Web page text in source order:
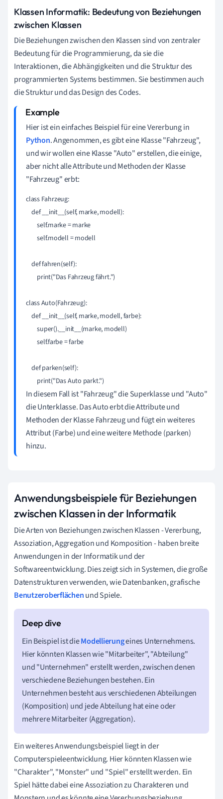
Klassen Informatik: Bedeutung von Beziehungen
zwischen Klassen
Die Beziehungen zwischen den Klassen sind von zentraler
Bedeutung für die Programmierung, da sie die
Interaktionen, die Abhängigkeiten und die Struktur des
programmierten Systems bestimmen. Sie bestimmen auch
die Struktur und das Design des Codes.
Hier ist ein einfaches Beispiel für eine Vererbung in
Python. Angenommen, es gibt eine Klasse "Fahrzeug",
und wir wollen eine Klasse "Auto" erstellen, die einige,
aber nicht alle Attribute und Methoden der Klasse
"Fahrzeug" erbt:
class Fahrzeug:
    def __init__(self, marke, modell):
        self.marke = marke
        self.modell = modell
    def fahren(self):
        print("Das Fahrzeug fährt.")
class Auto(Fahrzeug):
    def __init__(self, marke, modell, farbe):
        super().__init__(marke, modell)
        self.farbe = farbe
    def parken(self):
In diesem Fall ist "Fahrzeug" die Superklasse und "Auto"
die Unterklasse. Das Auto erbt die Attribute und
Methoden der Klasse Fahrzeug und fügt ein weiteres
Attribut (Farbe) und eine weitere Methode (parken)
hinzu.
Anwendungsbeispiele für Beziehungen
zwischen Klassen in der Informatik
Die Arten von Beziehungen zwischen Klassen - Vererbung,
Assoziation, Aggregation und Komposition - haben breite
Anwendungen in der Informatik und der
Softwareentwicklung. Dies zeigt sich in Systemen, die große
Datenstrukturen verwenden, wie Datenbanken, grafische
Benutzeroberflächenund Spiele.
Ein Beispiel ist dieModellierungeines Unternehmens.
Hier könnten Klassen wie "Mitarbeiter", "Abteilung"
und "Unternehmen" erstellt werden, zwischen denen
verschiedene Beziehungen bestehen. Ein
Unternehmen besteht aus verschiedenen Abteilungen
(Komposition) und jede Abteilung hat eine oder
mehrere Mitarbeiter (Aggregation).
Ein weiteres Anwendungsbeispiel liegt in der
Computerspieleentwicklung. Hier könnten Klassen wie
"Charakter", "Monster" und "Spiel" erstellt werden. Ein
Spiel hätte dabei eine Assoziation zu Charakteren und